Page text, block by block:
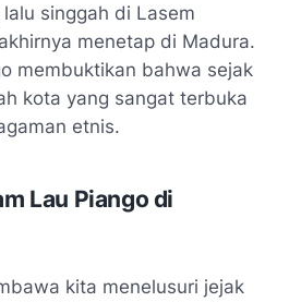
singgah di Lasem
menetap di Madura.
membuktikan bahwa sejak
kota yang sangat terbuka
etnis.
Lau Piango di
kita menelusuri jejak